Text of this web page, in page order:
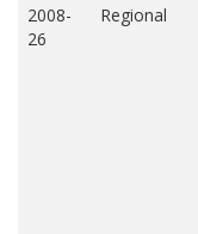
2008-
26
Regional